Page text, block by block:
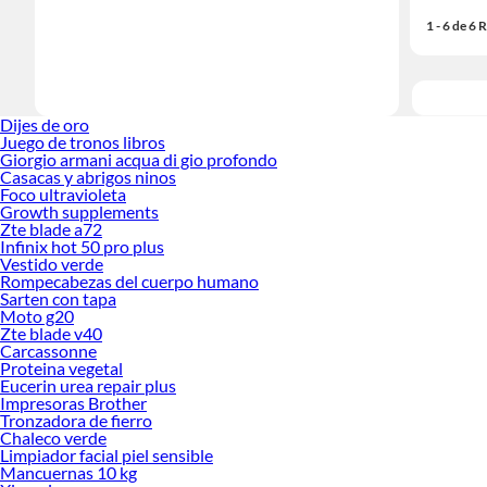
1 - 6 de 6
Dijes de oro
Juego de tronos libros
Giorgio armani acqua di gio profondo
Casacas y abrigos ninos
Foco ultravioleta
Growth supplements
Zte blade a72
Infinix hot 50 pro plus
Vestido verde
Rompecabezas del cuerpo humano
Sarten con tapa
Moto g20
Zte blade v40
Carcassonne
Proteina vegetal
Eucerin urea repair plus
Impresoras Brother
Tronzadora de fierro
Chaleco verde
Limpiador facial piel sensible
Mancuernas 10 kg